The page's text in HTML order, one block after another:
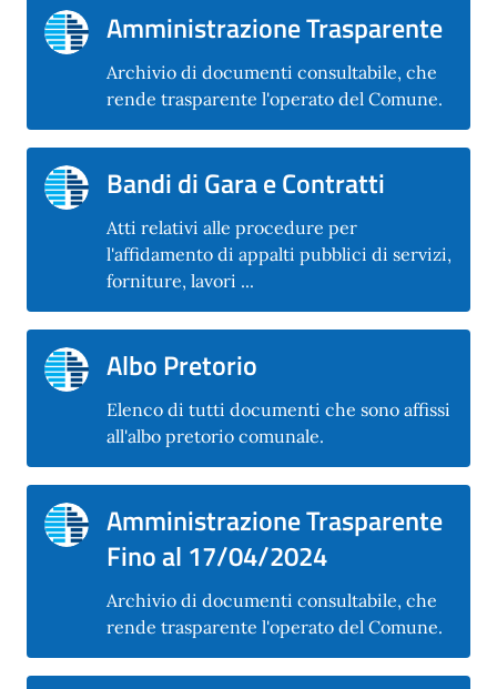
Amministrazione Trasparente
Archivio di documenti consultabile, che
rende trasparente l'operato del Comune.
Bandi di Gara e Contratti
Atti relativi alle procedure per
l'affidamento di appalti pubblici di servizi,
forniture, lavori ...
Albo Pretorio
Elenco di tutti documenti che sono affissi
all'albo pretorio comunale.
Amministrazione Trasparente
Fino al 17/04/2024
Archivio di documenti consultabile, che
rende trasparente l'operato del Comune.